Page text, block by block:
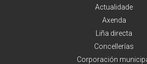
Actualidade
Axenda
Liña directa
Concellerías
Corporación